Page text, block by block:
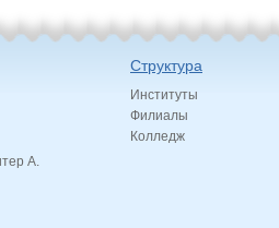
А.
Структура
Институты
Филиалы
Колледж